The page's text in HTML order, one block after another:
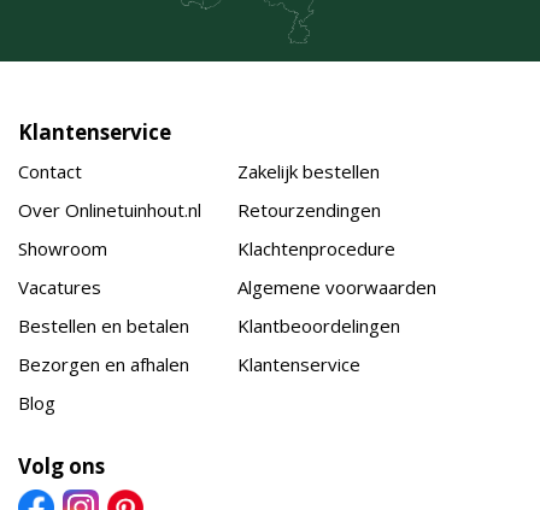
Klantenservice
Contact
Over Onlinetuinhout.nl
Showroom
Vacatures
Bestellen en betalen
Bezorgen en afhalen
Blog
Zakelijk bestellen
Retourzendingen
Klachtenprocedure
Algemene voorwaarden
Klantbeoordelingen
Klantenservice
Volg ons